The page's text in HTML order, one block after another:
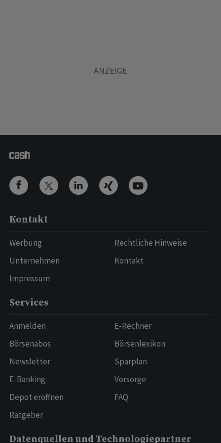
Kontakt
Werbung
Unternehmen
Impressum
Rechtliche Hinweise
Kontakt
Services
Anmelden
Börsenabos
Newsletter
E-Banking
Depot eröffnen
Ratgeber
E-Rechner
Börsenlexikon
Sparplan
Vorsorge
FAQ
Datenquellen und Technologiepartner